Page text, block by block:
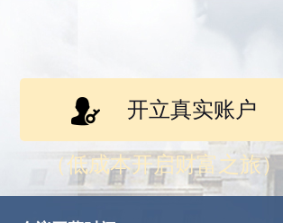
开立真实账户
（低成本开启财富之旅）